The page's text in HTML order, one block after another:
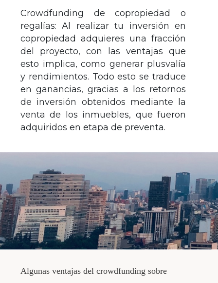
Crowdfunding de copropiedad o
regalías: Al realizar tu inversión en
copropiedad adquieres una fracción
del proyecto, con las ventajas que
esto implica, como generar plusvalía
y rendimientos. Todo esto se traduce
en ganancias, gracias a los retornos
de inversión obtenidos mediante la
venta de los inmuebles, que fueron
adquiridos en etapa de preventa.
Algunas ventajas del crowdfunding sobre